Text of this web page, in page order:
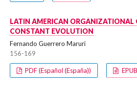
LATIN AMERICAN
CONSTANT EVOLUTION
Fernando Guerrero Maruri
156-169
PDF (Español (España))